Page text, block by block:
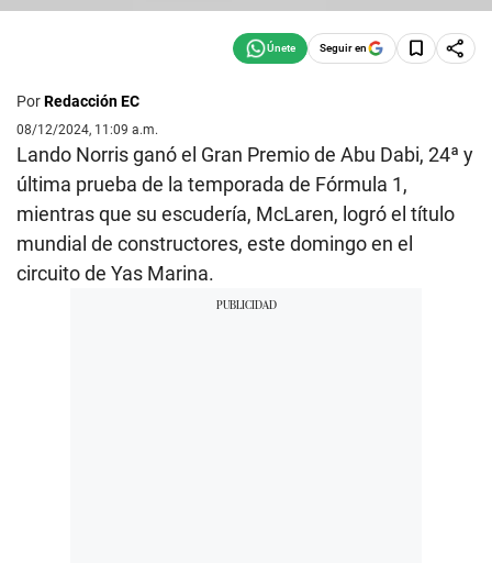
Seguir en
PorRedacción EC
08/12/2024, 11:09 a.m.
Lando Norris ganó el Gran Premio de Abu Dabi, 24ª y
última prueba de la temporada de Fórmula 1,
mientras que su escudería, McLaren, logró el título
mundial de constructores, este domingo en el
circuito de Yas Marina.